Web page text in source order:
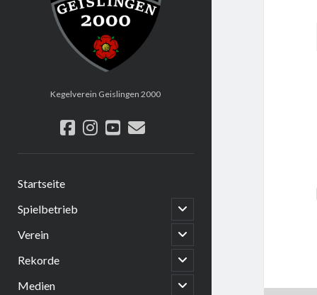
Kegelverein Geislingen 2000
facebook
instagram
youtube
email
Startseite
Spielbetrieb
open
child
menu
Verein
open
child
menu
Rekorde
open
child
menu
Medien
open